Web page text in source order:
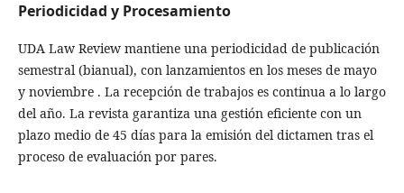
Periodicidad y Procesamiento
UDA Law Review mantiene una periodicidad de publicación
semestral (bianual), con lanzamientos en los meses de mayo
y noviembre . La recepción de trabajos es continua a lo largo
del año. La revista garantiza una gestión eficiente con un
plazo medio de 45 días para la emisión del dictamen tras el
proceso de evaluación por pares.